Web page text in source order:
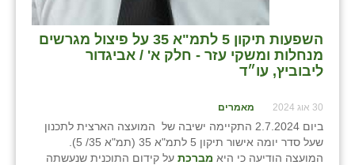
השפעות תיקון 5 לתמ"א 35 על פיצול מגרשים
מנחלות ומשקי עזר - חלק א' / אביגדור
ליבוביץ, עו״ד
30 אוג 2024 מאמרים
ביום 2.7.2024 התקיימה ישיבה של המועצה הארצית לתכנון
שעל סדר יומה אישור תיקון 5 לתמ"א 35 (תמ"א 35/ 5).
המועצה הודיעה כי היא מברכת על קידום התוכנית שנעשתה